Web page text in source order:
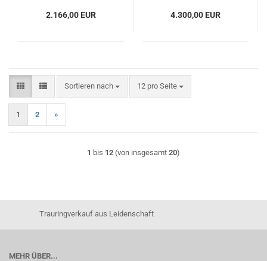
2.166,00 EUR 4.300,00 EUR
Sortieren nach
Sortieren nach 12 pro Seite
pro Seite
1 2 »
1 bis 12 (von insgesamt 20)
Trauringverkauf aus Leidenschaft
MEHR ÜBER...